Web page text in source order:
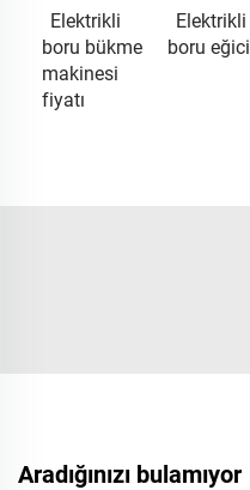
Elektrikli
boru bükme
makinesi
fiyatı
Elektrikli
boru eğici
Aradığınızı bulamıyor